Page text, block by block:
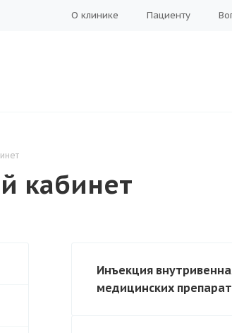
О клинике Пациенту
кабинет
Инъекция
медицинских